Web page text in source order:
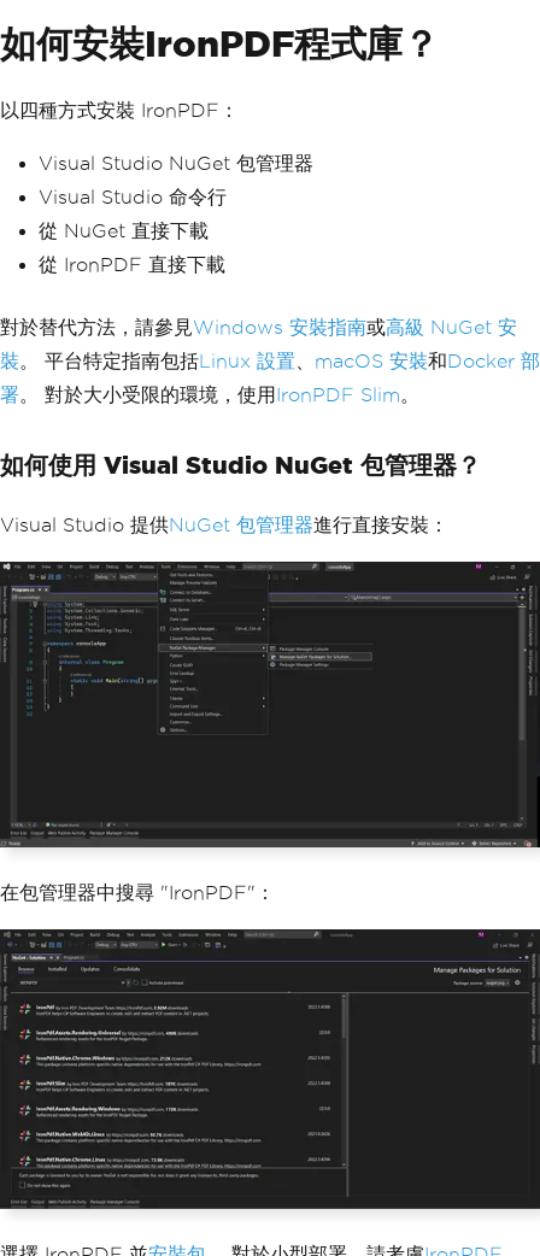
如何安裝IronPDF程式庫？
以四種方式安裝 IronPDF：
Visual Studio NuGet 包管理器
Visual Studio 命令行
從 NuGet 直接下載
從 IronPDF 直接下載
對於替代方法，請參見Windows 安裝指南或高級 NuGet 安
裝。 平台特定指南包括Linux 設置 macOS 安裝和Docker 部
署。 對於大小受限的環境，使用 IronPDF Slim。
如何使用 Visual Studio NuGet 包管理器？
Visual Studio 提供NuGet 包管理器進行直接安裝：
在包管理器中搜尋 "IronPDF"：